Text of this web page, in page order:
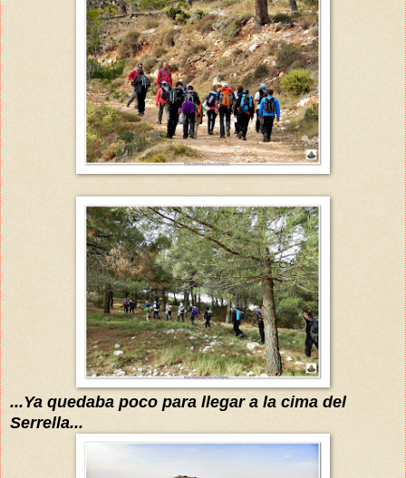
...Ya quedaba poco para llegar a la cima del
Serrella...